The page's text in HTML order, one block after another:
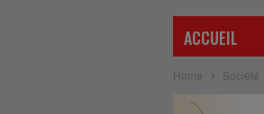
ACCUEIL
Home Société